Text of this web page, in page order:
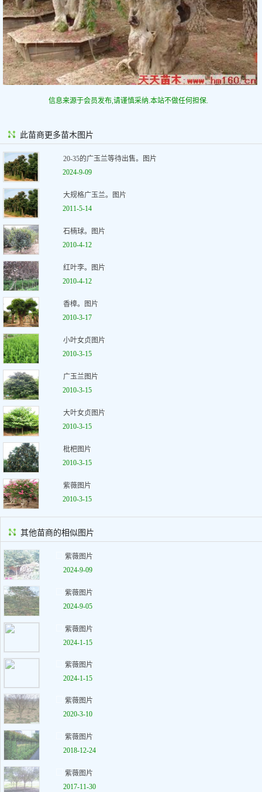
信息来源于会员发布,请谨慎采纳.本站不做任何担保.
此苗商更多苗木图片
20-35的广玉兰等待出售。图片
2024-9-09
大规格广玉兰。图片
2011-5-14
石楠球。图片
2010-4-12
红叶李。图片
2010-4-12
香樟。图片
2010-3-17
小叶女贞图片
2010-3-15
广玉兰图片
2010-3-15
大叶女贞图片
2010-3-15
枇杷图片
2010-3-15
紫薇图片
2010-3-15
其他苗商的相似图片
紫薇图片
2024-9-09
紫薇图片
2024-9-05
紫薇图片
2024-1-15
紫薇图片
2024-1-15
紫薇图片
2020-3-10
紫薇图片
2018-12-24
紫薇图片
2017-11-30